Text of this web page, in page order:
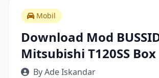
Mobil
Download Mod
Mitsubishi T120SS Box
By Ade Iskandar